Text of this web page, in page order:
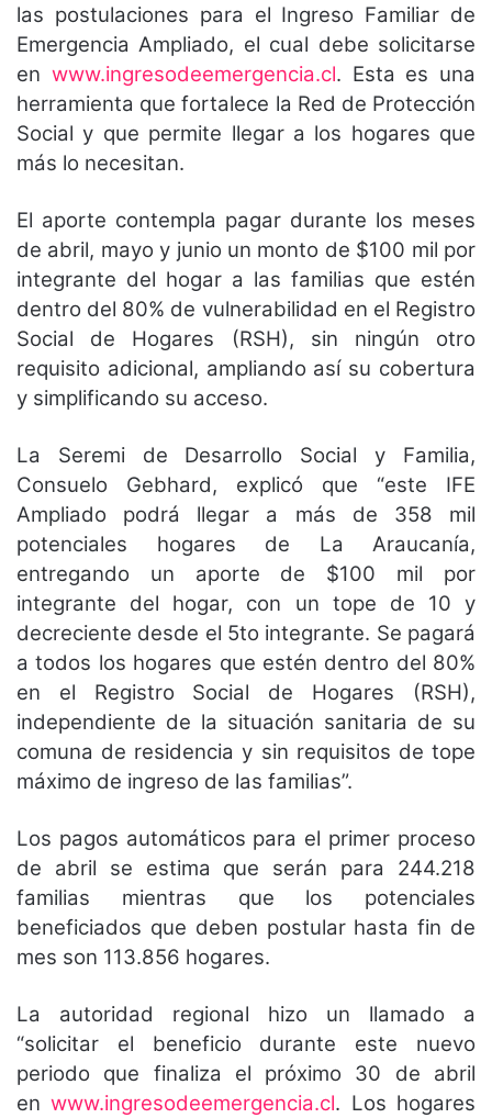
las postulaciones para el Ingreso Familiar de
Emergencia Ampliado, el cual debe solicitarse
en www.ingresodeemergencia.cl. Esta es una
herramienta que fortalece la Red de Protección
Social y que permite llegar a los hogares que
más lo necesitan.
El aporte contempla pagar durante los meses
de abril, mayo y junio un monto de $100 mil por
integrante del hogar a las familias que estén
dentro del 80% de vulnerabilidad en el Registro
Social de Hogares (RSH), sin ningún otro
requisito adicional, ampliando así su cobertura
y simplificando su acceso.
La Seremi de Desarrollo Social y Familia,
Consuelo Gebhard, explicó que “este IFE
Ampliado podrá llegar a más de 358 mil
potenciales hogares de La Araucanía,
entregando un aporte de $100 mil por
integrante del hogar, con un tope de 10 y
decreciente desde el 5to integrante. Se pagará
a todos los hogares que estén dentro del 80%
en el Registro Social de Hogares (RSH),
independiente de la situación sanitaria de su
comuna de residencia y sin requisitos de tope
máximo de ingreso de las familias”.
Los pagos automáticos para el primer proceso
de abril se estima que serán para 244.218
familias mientras que los potenciales
beneficiados que deben postular hasta fin de
mes son 113.856 hogares.
La autoridad regional hizo un llamado a
“solicitar el beneficio durante este nuevo
periodo que finaliza el próximo 30 de abril
enwww.ingresodeemergencia.cl. Los hogares